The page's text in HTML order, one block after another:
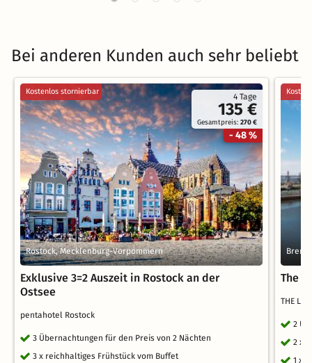
Bei anderen Kunden auch sehr beliebt
4 Tage
135 €
Gesamtpreis:270 €
- 48 %
Kostenlos stornierbar
Rostock, Mecklenburg-Vorpommern
Exklusive 3=2 Auszeit in Rostock an der
Ostsee
pentahotel Rostock
3 Übernachtungen für den Preis von 2 Nächten
3 x reichhaltiges Frühstück vom Buffet
The
THE
2
2 x
1 x